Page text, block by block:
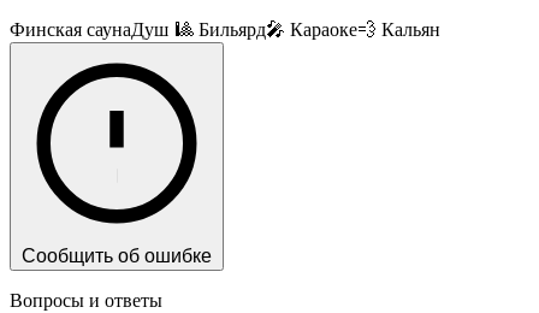
Финская саунаДуш 🎱 Бильярд🎤 Караоке💨 Кальян
Сообщить об ошибке
Вопросы и ответы